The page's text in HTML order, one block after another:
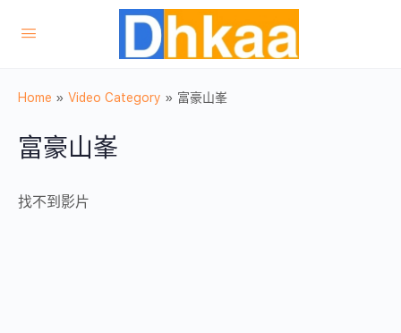
Home » Video Category » 富豪山峯
富豪山峯
找不到影片